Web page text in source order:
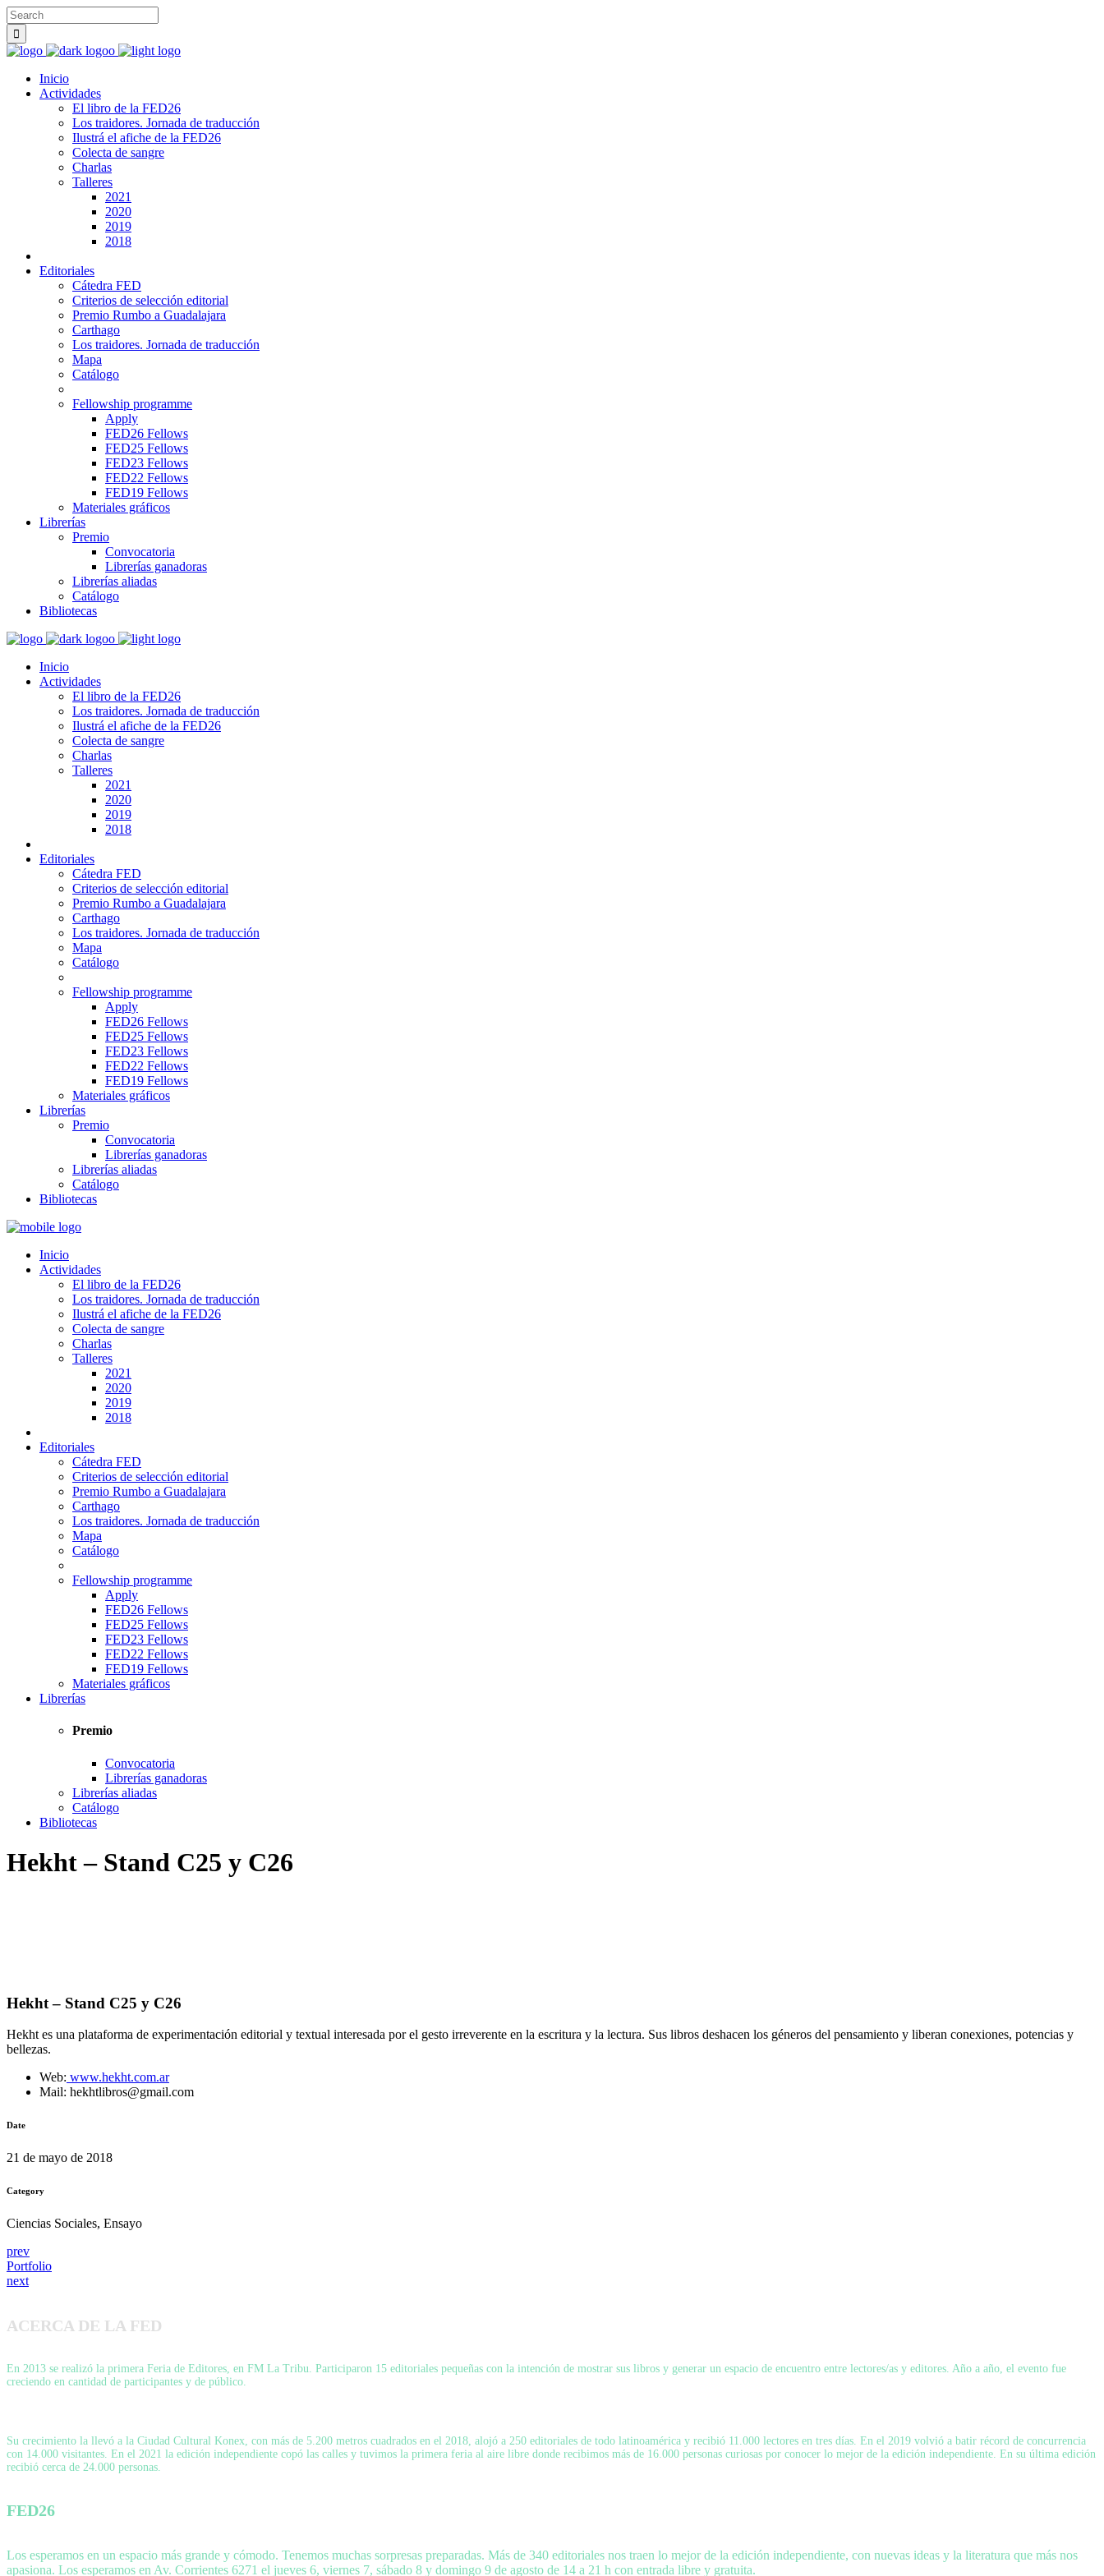
Inicio
Actividades
El libro de la FED26
Los traidores. Jornada de traducción
Ilustrá el afiche de la FED26
Colecta de sangre
Charlas
Talleres
2021
2020
2019
2018
Editoriales
Cátedra FED
Criterios de selección editorial
Premio Rumbo a Guadalajara
Carthago
Los traidores. Jornada de traducción
Mapa
Catálogo
Fellowship programme
Apply
FED26 Fellows
FED25 Fellows
FED23 Fellows
FED22 Fellows
FED19 Fellows
Materiales gráficos
Librerías
Premio
Convocatoria
Librerías ganadoras
Librerías aliadas
Catálogo
Bibliotecas
Inicio
Actividades
El libro de la FED26
Los traidores. Jornada de traducción
Ilustrá el afiche de la FED26
Colecta de sangre
Charlas
Talleres
2021
2020
2019
2018
Editoriales
Cátedra FED
Criterios de selección editorial
Premio Rumbo a Guadalajara
Carthago
Los traidores. Jornada de traducción
Mapa
Catálogo
Fellowship programme
Apply
FED26 Fellows
FED25 Fellows
FED23 Fellows
FED22 Fellows
FED19 Fellows
Materiales gráficos
Librerías
Premio
Convocatoria
Librerías ganadoras
Librerías aliadas
Catálogo
Bibliotecas
Inicio
Actividades
El libro de la FED26
Los traidores. Jornada de traducción
Ilustrá el afiche de la FED26
Colecta de sangre
Charlas
Talleres
2021
2020
2019
2018
Editoriales
Cátedra FED
Criterios de selección editorial
Premio Rumbo a Guadalajara
Carthago
Los traidores. Jornada de traducción
Mapa
Catálogo
Fellowship programme
Apply
FED26 Fellows
FED25 Fellows
FED23 Fellows
FED22 Fellows
FED19 Fellows
Materiales gráficos
Librerías
Premio
Convocatoria
Librerías ganadoras
Librerías aliadas
Catálogo
Bibliotecas
Hekht – Stand C25 y C26
Hekht – Stand C25 y C26
Hekht es una plataforma de experimentación editorial y textual interesada por el gesto irreverente en la escritura y la lectura. Sus libros deshacen los géneros del pensamiento y liberan conexiones, potencias y
bellezas.
Web: www.hekht.com.ar
Mail: hekhtlibros@gmail.com
Date
21 de mayo de 2018
Category
Ciencias Sociales, Ensayo
prev
Portfolio
next
ACERCA DE LA FED
En 2013 se realizó la primera Feria de Editores, en FM La Tribu. Participaron 15 editoriales pequeñas con la intención de mostrar sus libros y generar un espacio de encuentro entre lectores/as y editores. Año a año, el evento fue
creciendo en cantidad de participantes y de público.
Su crecimiento la llevó a la Ciudad Cultural Konex, con más de 5.200 metros cuadrados en el 2018, alojó a 250 editoriales de todo latinoamérica y recibió 11.000 lectores en tres días. En el 2019 volvió a batir récord de concurrencia
con 14.000 visitantes. En el 2021 la edición independiente copó las calles y tuvimos la primera feria al aire libre donde recibimos más de 16.000 personas curiosas por conocer lo mejor de la edición independiente. En su última edición
recibió cerca de 24.000 personas.
FED26
Los esperamos en un espacio más grande y cómodo. Tenemos muchas sorpresas preparadas. Más de 340 editoriales nos traen lo mejor de la edición independiente, con nuevas ideas y la literatura que más nos
apasiona. Los esperamos en Av. Corrientes 6271 el jueves 6, viernes 7, sábado 8 y domingo 9 de agosto de 14 a 21 h con entrada libre y gratuita.